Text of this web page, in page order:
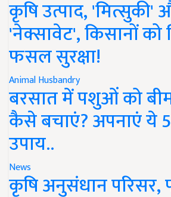
कृषि उत्पाद, 'मित्सुकी'
'नेक्सावेट', किसानों को
फसल सुरक्षा!
Animal Husbandry
बरसात में पशुओं को
कैसे बचाएं? अपनाएं ये
उपाय..
News
कृषि अनुसंधान परिसर,